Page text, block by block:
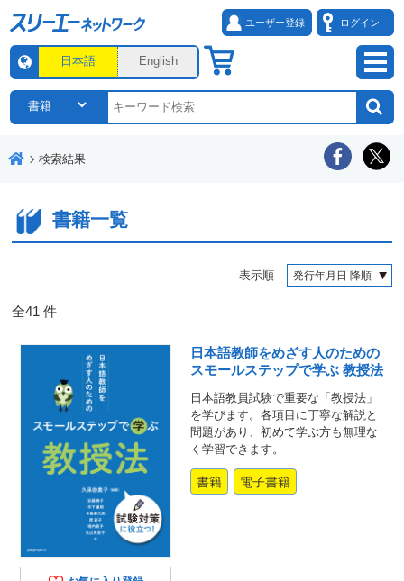
ユーザー登録 ログイン
日本語 English
検索結果
書籍一覧
表示順
全41 件
日本語教師をめざす人のための
スモールステップで学ぶ 教授法
日本語教員試験で重要な「教授法」
を学びます。各項目に丁寧な解説と
問題があり、初めて学ぶ方も無理な
く学習できます。
書籍 電子書籍